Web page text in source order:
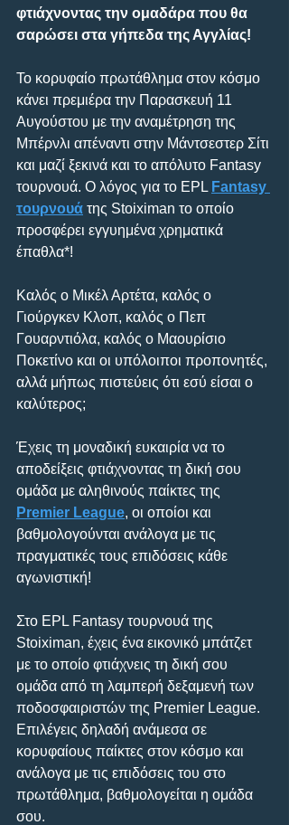
φτιάχνοντας την ομαδάρα που θα
σαρώσει στα γήπεδα της Αγγλίας!
Το κορυφαίο πρωτάθλημα στον κόσμο
κάνει πρεμιέρα την Παρασκευή 11
Αυγούστου με την αναμέτρηση της
Μπέρνλι απέναντι στην Μάντσεστερ Σίτι
και μαζί ξεκινά και το απόλυτο Fantasy
τουρνουά. Ο λόγος για το EPL Fantasy
τουρνουά της Stoiximan το οποίο
προσφέρει εγγυημένα χρηματικά
έπαθλα*!
Καλός ο Μικέλ Αρτέτα, καλός ο
Γιούργκεν Κλοπ, καλός ο Πεπ
Γουαρντιόλα, καλός ο Μαουρίσιο
Ποκετίνο και οι υπόλοιποι προπονητές,
αλλά μήπως πιστεύεις ότι εσύ είσαι ο
καλύτερος;
Έχεις τη μοναδική ευκαιρία να το
αποδείξεις φτιάχνοντας τη δική σου
ομάδα με αληθινούς παίκτες της
Premier League, οι οποίοι και
βαθμολογούνται ανάλογα με τις
πραγματικές τους επιδόσεις κάθε
αγωνιστική!
Στο EPL Fantasy τουρνουά της
Stoiximan, έχεις ένα εικονικό μπάτζετ
με το οποίο φτιάχνεις τη δική σου
ομάδα από τη λαμπερή δεξαμενή των
ποδοσφαιριστών της Premier League.
Επιλέγεις δηλαδή ανάμεσα σε
κορυφαίους παίκτες στον κόσμο και
ανάλογα με τις επιδόσεις του στο
πρωτάθλημα, βαθμολογείται η ομάδα
σου.